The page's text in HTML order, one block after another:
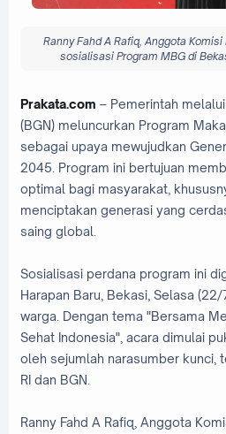
Ranny Fahd A Rafiq, Anggota Komisi
sosialisasi Program MBG di
Prakata.com – Pemerintah
(BGN) meluncurkan Program
sebagai upaya mewujudkan
2045. Program ini bertujuan
optimal bagi masyarakat,
menciptakan generasi yang
saing global.
Sosialisasi perdana program ini
Harapan Baru, Bekasi, Selasa
warga. Dengan tema "Bersama
Sehat Indonesia", acara dimulai
oleh sejumlah narasumber kunci,
RI dan BGN.
Ranny Fahd A Rafiq, Anggota